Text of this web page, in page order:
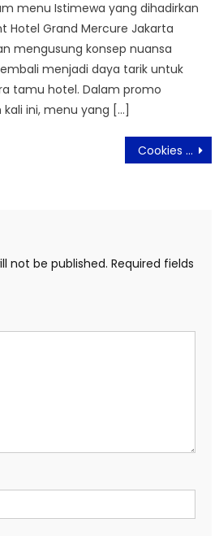
menu Istimewa yang dihadirkan
Hotel Grand Mercure Jakarta
mengusung konsep nuansa
menjadi daya tarik untuk
tamu hotel. Dalam promo
ini, menu yang […]
Cookies Endorphins Cemilan Kaum Millenial
not be published. Required fields